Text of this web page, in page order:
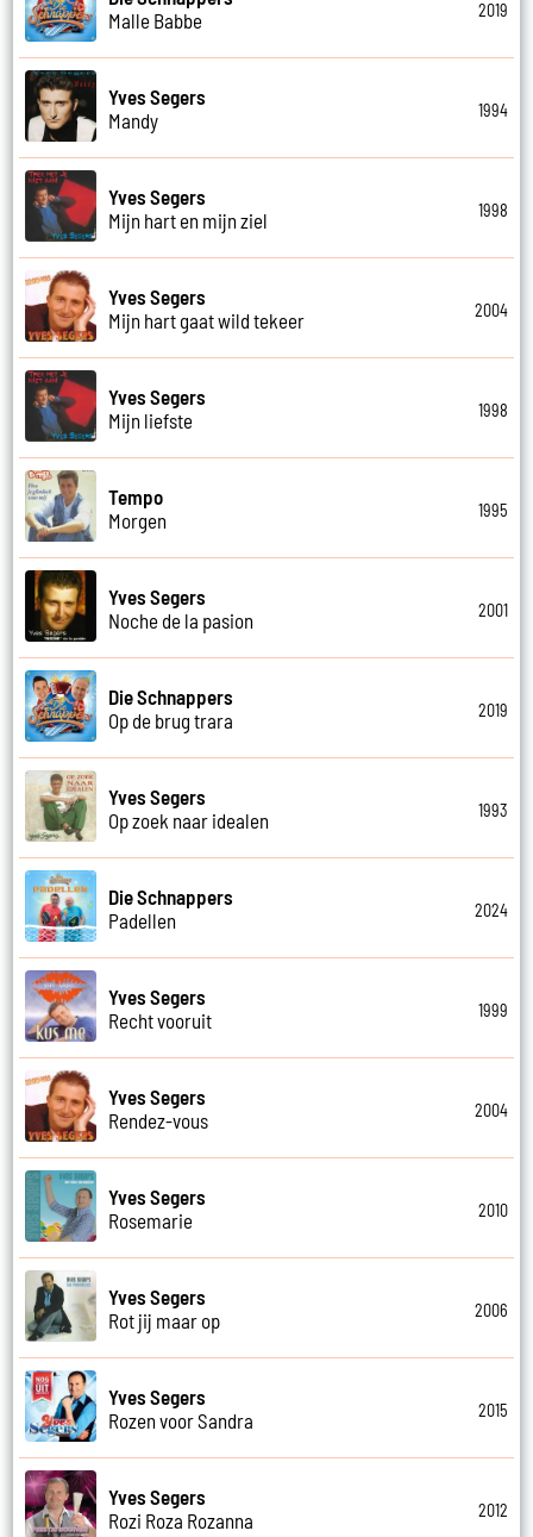
Malle Babbe
2019
Yves Segers
Mandy
1994
Yves Segers
Mijn hart en mijn ziel
1998
Yves Segers
Mijn hart gaat wild tekeer
2004
Yves Segers
Mijn liefste
1998
Tempo
Morgen
1995
Yves Segers
Noche de la pasion
2001
Die Schnappers
Op de brug trara
2019
Yves Segers
Op zoek naar idealen
1993
Die Schnappers
Padellen
2024
Yves Segers
Recht vooruit
1999
Yves Segers
Rendez-vous
2004
Yves Segers
Rosemarie
2010
Yves Segers
Rot jij maar op
2006
Yves Segers
Rozen voor Sandra
2015
Yves Segers
Rozi Roza Rozanna
2012